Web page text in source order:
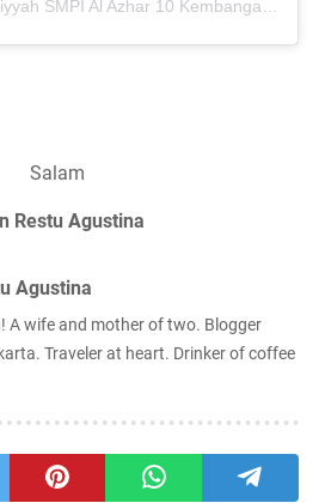
Salam
Restu Agustina
Agustina
A wife and mother of two. Blogger
Traveler at heart. Drinker of coffee